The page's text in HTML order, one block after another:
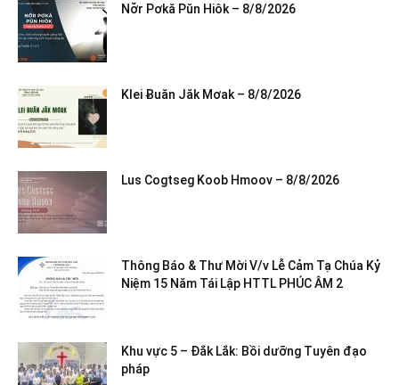
Nơ̆r Pơkă Pŭn Hiôk – 8/8/2026
Klei Ƀuăn Jăk Mơak – 8/8/2026
Lus Cogtseg Koob Hmoov – 8/8/2026
Thông Báo & Thư Mời V/v Lễ Cảm Tạ Chúa Kỷ
Niệm 15 Năm Tái Lập HTTL PHÚC ÂM 2
Khu vực 5 – Đắk Lắk: Bồi dưỡng Tuyên đạo
pháp